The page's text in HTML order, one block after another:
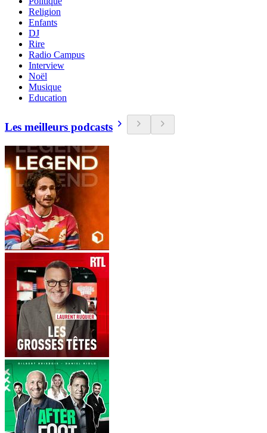
Religion
Enfants
DJ
Rire
Radio Campus
Interview
Noël
Musique
Education
Les meilleurs podcasts